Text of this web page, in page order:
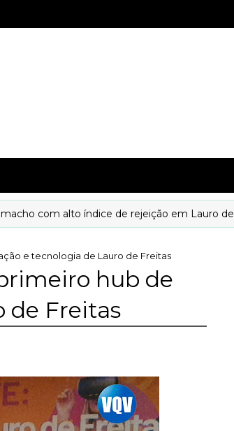
com alto índice de rejeição em Lauro de Freitas
e tecnologia de Lauro de Freitas
hub de
de Freitas